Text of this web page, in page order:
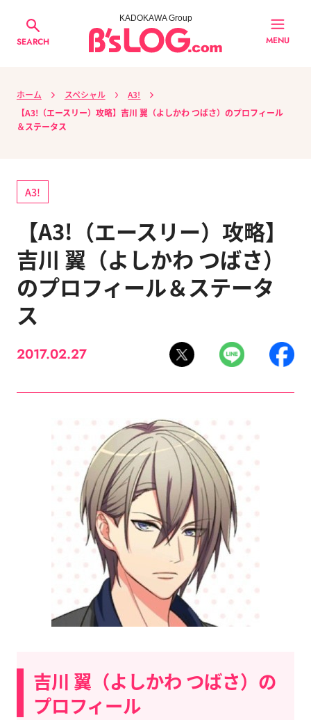
SEARCH
KADOKAWA Group
MENU
ホーム スペシャル
A3!
【A3!（エースリー）攻略】吉川 翼（よしかわ つばさ）のプロフィール
＆ステータス
A3!
【A3!（エースリー）攻略】
吉川 翼（よしかわ つばさ）
のプロフィール＆ステータ
ス
2017.02.27
吉川 翼（よしかわ つばさ）の
プロフィール